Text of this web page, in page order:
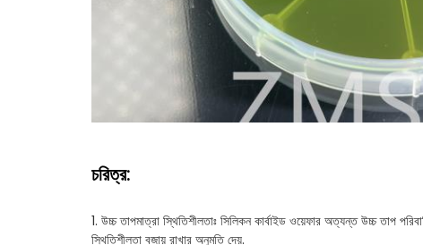
চরিত্র:
1. উচ্চ তাপমাত্রা স্থিতিশীলতাঃ সিলিকন কার্বাইড ওয়েফার অত্যন্ত উচ্চ তাপ
স্থিতিশীলতা বজায় রাখার অনুমতি দেয়.